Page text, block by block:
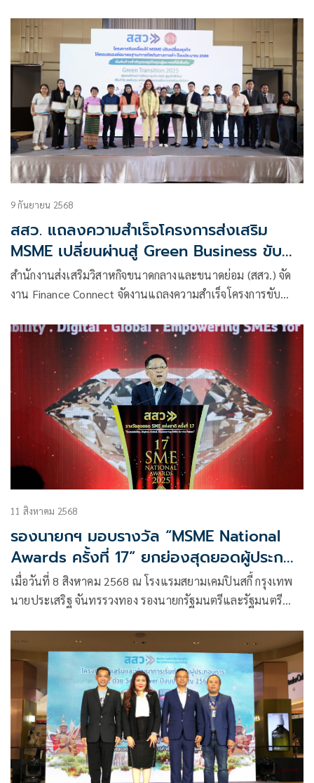
9 กันยายน 2568
สสว. แถลงความสำเร็จโครงการส่งเสริม
MSME เปลี่ยนผ่านสู่ Green Business ขับ
เคลื่อนผู้ประกอบการสู่ธุรกิจสีเขียว พร้อม
รับมือกติกาการค้าโลกใหม่สู่ตลาดสากล
สำนักงานส่งเสริมวิสาหกิจขนาดกลางและขนาดย่อม (สสว.) จัด
งาน Finance Connect จัดงานแถลงความสำเร็จโครงการขับ
การกีดกันทางการค้า ปีงบประมาณ 2568
11 สิงหาคม 2568
รองนายกฯ มอบรางวัล “MSME National
Awards ครั้งที่ 17” ยกย่องสุดยอดผู้ประกอบ
การไทย ขับเคลื่อนเศรษฐกิจสู่สากล
เมื่อวันที่ 8 สิงหาคม 2568 ณ โรงแรมสยามเคมปินสกี้ กรุงเทพ
นายประเสริฐ จันทรรวงทอง รองนายกรัฐมนตรีและรัฐมนตรี
กรรมการส่งเสริมวิสาหกิจขนาดกลางและขนาดย่อม เป็น
ประธานมอบรางวัลสุดยอดผู้ประกอบการ SMEs ไทย ภายใต้การ
ขับเคลื่อนโดย สสว. ผนึกกำลัง มธ. ดำเนินงานโครงการ MSME
National Awards ปีงบประมาณ 2568